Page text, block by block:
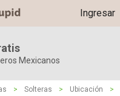
Ingresar
Mexicanos
> Solteras > Ubicación
>